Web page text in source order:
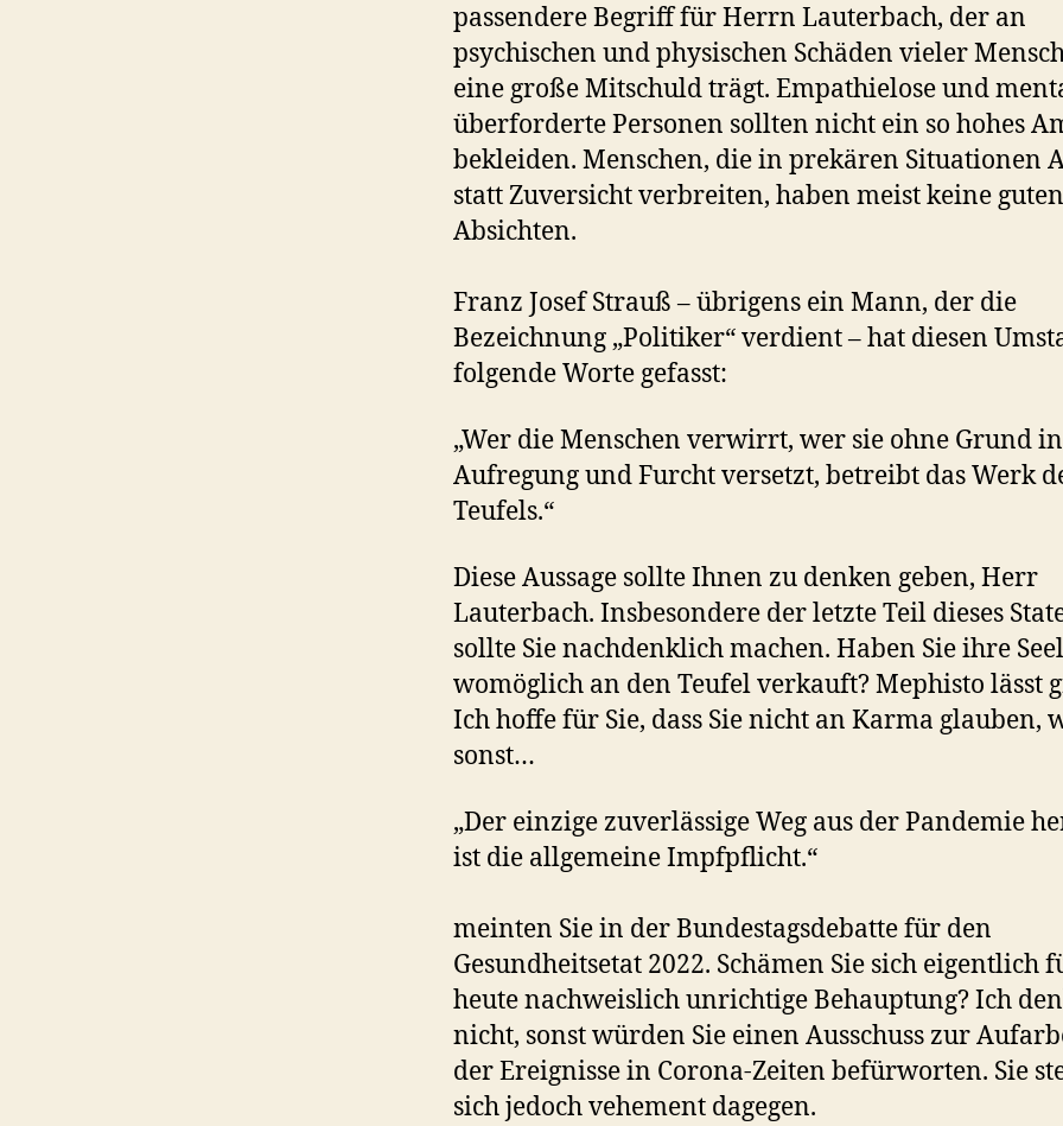
passendere Begriff für Herrn Lauterbach, der an
psychischen und physischen Schäden vieler
eine große Mitschuld trägt. Empathielose und
überforderte Personen sollten nicht ein so hohes
bekleiden. Menschen, die in prekären Situationen
statt Zuversicht verbreiten, haben meist keine guten
Absichten.
Franz Josef Strauß – übrigens ein Mann, der die
Bezeichnung „Politiker“ verdient – hat diesen
folgende Worte gefasst:
„Wer die Menschen verwirrt, wer sie ohne Grund in
Aufregung und Furcht versetzt, betreibt das Werk
Teufels.“
Diese Aussage sollte Ihnen zu denken geben, Herr
Lauterbach. Insbesondere der letzte Teil dieses
sollte Sie nachdenklich machen. Haben Sie ihre
womöglich an den Teufel verkauft? Mephisto lässt
Ich hoffe für Sie, dass Sie nicht an Karma glauben,
sonst…
„Der einzige zuverlässige Weg aus der Pandemie
ist die allgemeine Impfpflicht.“
meinten Sie in der Bundestagsdebatte für den
Gesundheitsetat 2022. Schämen Sie sich eigentlich
heute nachweislich unrichtige Behauptung? Ich
nicht, sonst würden Sie einen Ausschuss zur
der Ereignisse in Corona-Zeiten befürworten. Sie
sich jedoch vehement dagegen.